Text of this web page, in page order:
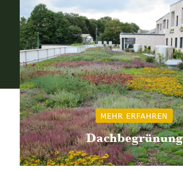
MEHR ERFAHREN
Dachbegrünung